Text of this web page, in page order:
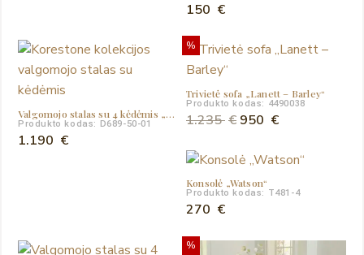
150 €
Valgomojo stalas su 4 kėdėmis „Koreston“
Produkto kodas: D689-50-01
1.190 €
%
Trivietė sofa „Lanett – Barley“
Produkto kodas: 4490038
1.235€ Original
was:
1.235 €.
950 €Current
is:
Konsolė „Watson“
Produkto kodas: T481-4
270 €
%